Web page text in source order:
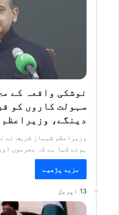
نوشکی واقعہ کے
سہولت کاروں کو
دینگے، وزیراعظم
وزیراعظم شہباز شریف نے
ہوئے کہا ہے کہ مجرموں
مزید پڑھیے
13 اپریل